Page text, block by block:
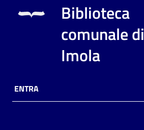
Biblioteca
comunale di
Imola
ENTRA